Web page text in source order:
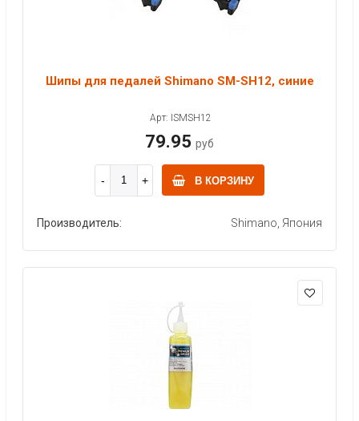
Шипы для педалей Shimano SM-SH12, синие
Арт: ISMSH12
79.95 руб
В КОРЗИНУ
Производитель: Shimano, Япония